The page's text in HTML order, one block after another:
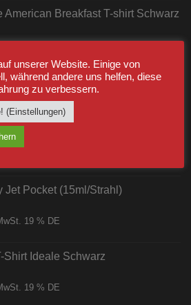
American Breakfast T-shirt Schwarz
"TS 23 White"
[Digital]
Jet Pocket (15ml/Strahl)
19 % DE
Shirt Ideale Schwarz
19 % DE
unserer Website. Einige von
während andere uns helfen, diese
zu verbessern.
(Einstellungen)